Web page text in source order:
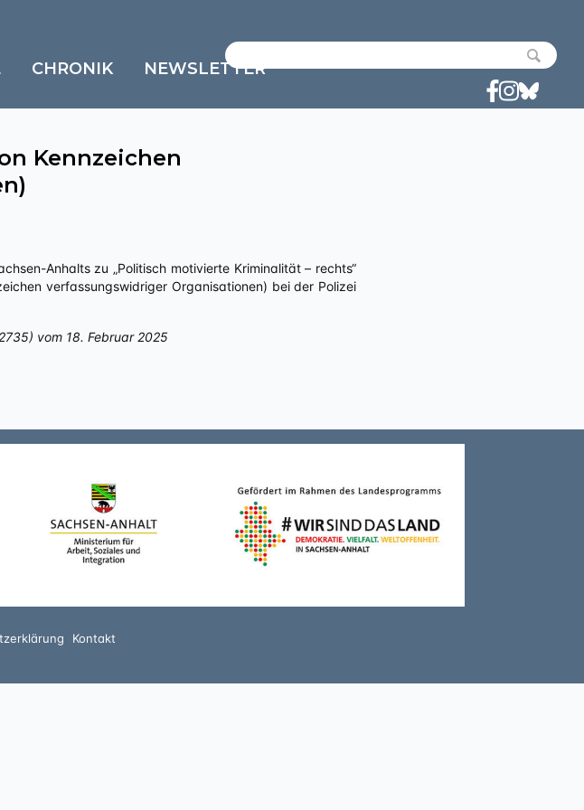
CHRONIK NEWSLETTER
Kennzeichen
verfassungswidriger Organisationen) bei der Polizei
vom 18. Februar 2025
Kontakt